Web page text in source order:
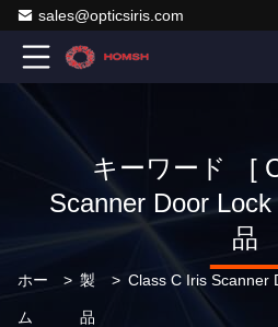
sales@opticsiris.com
キーワード [
Scanner Door
品
ホー
ム
> 製
品
>